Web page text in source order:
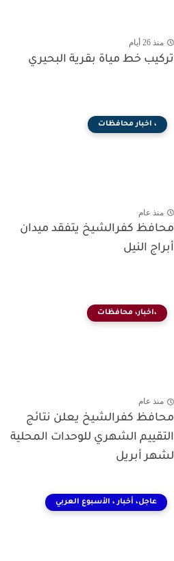
منذ 26 أيام
تركيب خط مياة بقرية البحيري
، اخبار محافظات
منذ عام
محافظ كفرالشيخ يتفقد ميدان
أبراج النيل
،اخبار، محافظات
منذ عام
محافظ كفرالشيخ يعلن نتائج
التقييم الشهري للوحدات المحلية
لشهر أبريل
عاجل، أخبار ، الأسبوع العربي